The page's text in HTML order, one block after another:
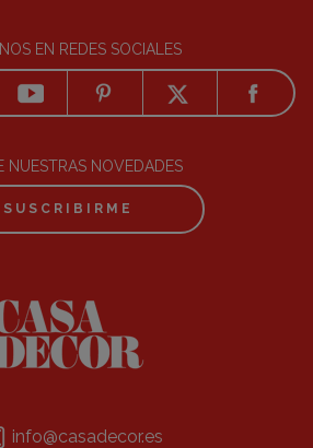
EN REDES SOCIALES
NUESTRAS NOVEDADES
SUSCRIBIRME
info@casadecor.es